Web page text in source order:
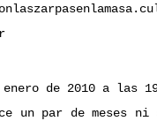
enero de 2010 a las
un par de meses